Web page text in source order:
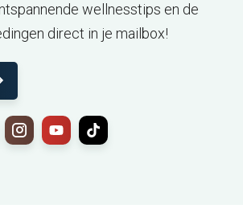
wellnesstips en de
direct in je mailbox!